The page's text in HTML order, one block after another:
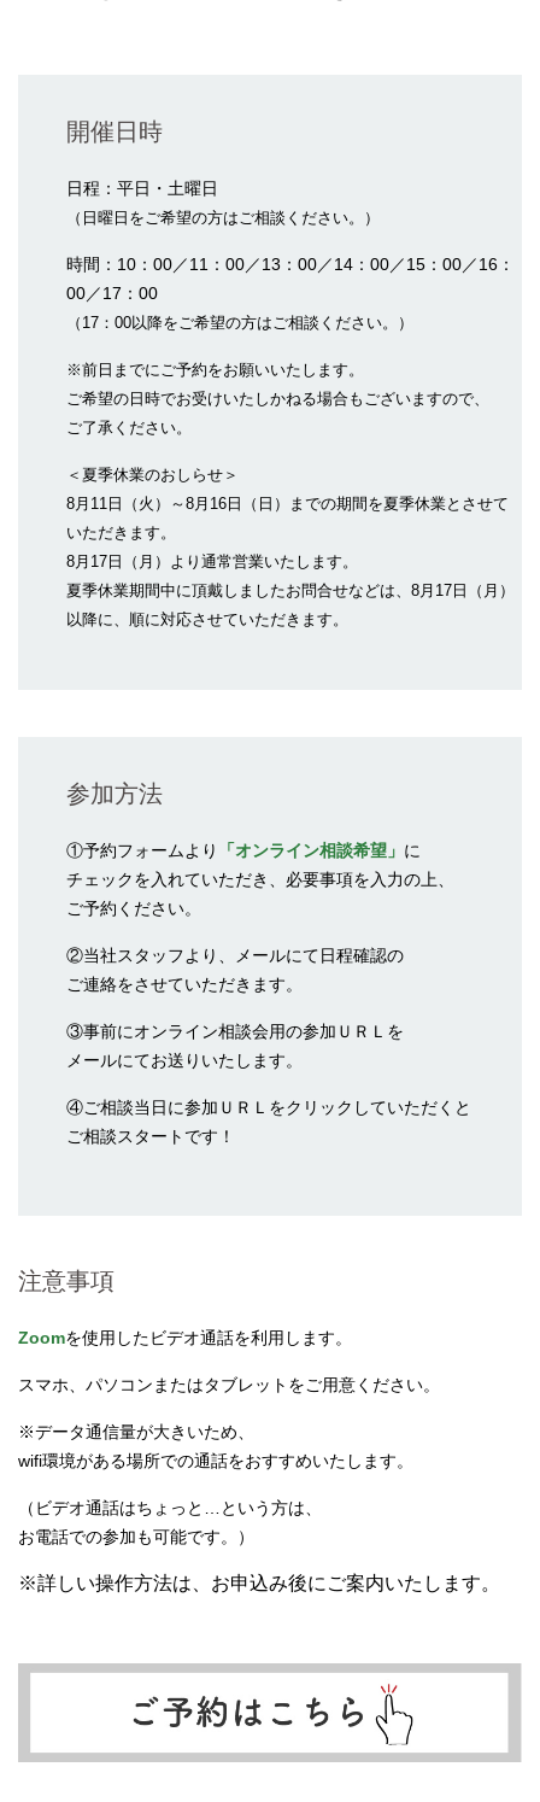
開催日時
日程：平日・土曜日
（日曜日をご希望の方はご相談ください。）
時間：10：00／11：00／13：00／14：00／15：00／16：
00／17：00
（17：00以降をご希望の方はご相談ください。）
※前日までにご予約をお願いいたします。
ご希望の日時でお受けいたしかねる場合もございますので、
ご了承ください。
＜夏季休業のおしらせ＞
8月11日（火）～8月16日（日）までの期間を夏季休業とさせて
いただきます。
8月17日（月）より通常営業いたします。
夏季休業期間中に頂戴しましたお問合せなどは、8月17日（月）
以降に、順に対応させていただきます。
参加方法
①予約フォームより 「オンライン相談希望」 に
チェックを入れていただき、必要事項を入力の上、
ご予約ください。
②当社スタッフより、メールにて日程確認の
ご連絡をさせていただきます。
③事前にオンライン相談会用の参加ＵＲＬを
メールにてお送りいたします。
④ご相談当日に参加ＵＲＬをクリックしていただくと
ご相談スタートです！
注意事項
Zoomを使用したビデオ通話を利用します。
スマホ、パソコンまたはタブレットをご用意ください。
※データ通信量が大きいため、
wifi環境がある場所での通話をおすすめいたします。
（ビデオ通話はちょっと…という方は、
お電話での参加も可能です。）
※詳しい操作方法は、お申込み後にご案内いたします。